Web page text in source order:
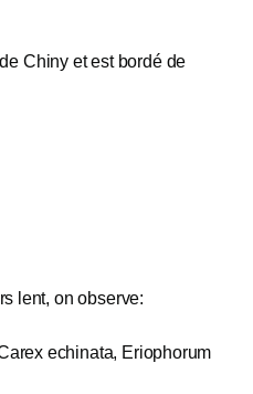
Chiny et est bordé de
lent, on observe:
echinata, Eriophorum